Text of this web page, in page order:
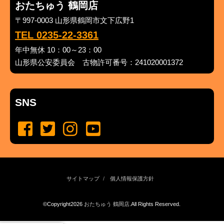
おたちゅう 鶴岡店
〒997-0003 山形県鶴岡市文下広野1
TEL 0235-22-3361
年中無休 10：00～23：00
山形県公安委員会 古物許可番号：241020001372
SNS
サイトマップ 個人情報保護方針
©Copyright2026 おたちゅう 鶴岡店 .All Rights Reserved.